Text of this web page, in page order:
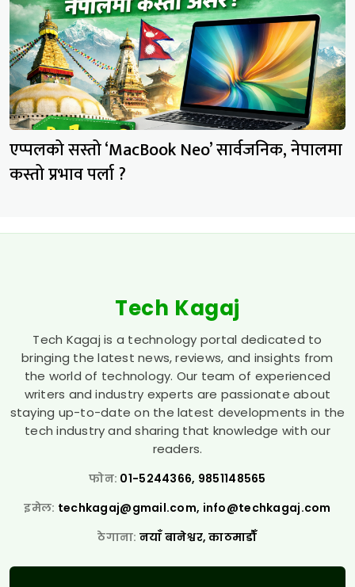
एप्पलको सस्तो ‘MacBook Neo’ सार्वजनिक, नेपालमा
कस्तो प्रभाव पर्ला ?
Tech Kagaj
Tech Kagaj is a technology portal dedicated to
bringing the latest news, reviews, and insights from
the world of technology. Our team of experienced
writers and industry experts are passionate about
staying up-to-date on the latest developments in the
tech industry and sharing that knowledge with our
readers.
फोन: 01-5244366, 9851148565
इमेल: techkagaj@gmail.com, info@techkagaj.com
ठेगाना: नयाँ बानेश्वर, काठमाडौँ